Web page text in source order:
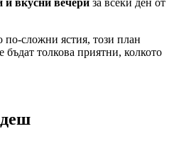
и вкусни вечери за всеки ден от
сложни ястия, този план
бъдат толкова приятни, колкото